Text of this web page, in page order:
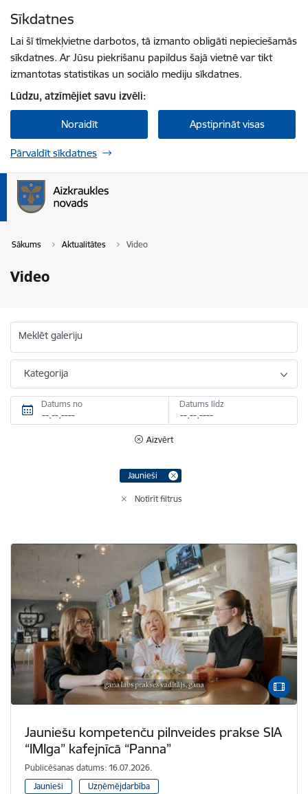
Sīkdatnes
Lai šī tīmekļvietne darbotos, tā izmanto obligāti nepieciešamās
sīkdatnes. Ar Jūsu piekrišanu papildus šajā vietnē var tikt
izmantotas statistikas un sociālo mediju sīkdatnes.
Lūdzu, atzīmējiet savu izvēli:
Noraidīt Apstiprināt visas
Pārvaldīt sīkdatnes
Sākums Aktualitātes Video
Video
Meklēt galeriju
Kategorija
Datums no Datums līdz
Aizvērt
Jaunieši
Notīrīt filtrus
Jauniešu kompetenču pilnveides prakse SIA
“IMIga” kafejnīcā “Panna”
Publicēšanas datums: 16.07.2026.
Jaunieši
Uzņēmējdarbība